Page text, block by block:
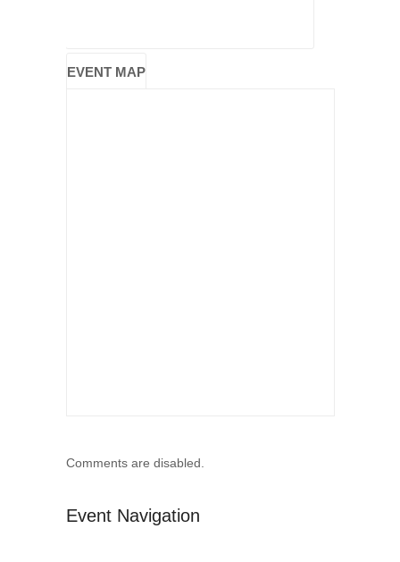
EVENT MAP
Comments are disabled.
Event Navigation